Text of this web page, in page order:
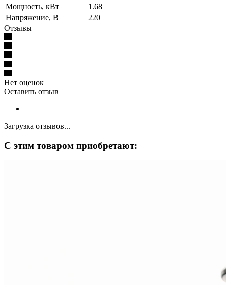
Мощность, кВт
1.68
Напряжение, В
220
Отзывы
Нет оценок
Оставить отзыв
Загрузка отзывов...
С этим товаром приобретают: